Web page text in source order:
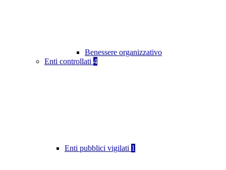
Benessere organizzativo
Enti controllati 4
Enti pubblici vigilati 1